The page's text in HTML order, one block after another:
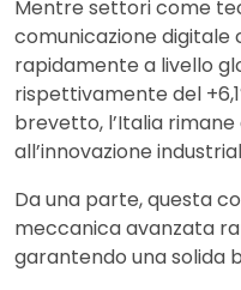
Mentre settori come
comunicazione
rapidamente a livello
rispettivamente del
brevetto, l’Italia
all’innovazione
Da una parte, questa
meccanica avanzata
garantendo una solida